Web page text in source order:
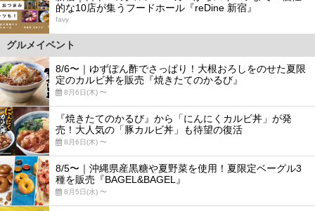
的な10店が集うフードホール『reDine 新宿』
favy
グルメイベント
8/6〜｜ゆずぽん酢でさっぱり！大根おろしをのせた夏限
定のカルビ丼を販売『焼きたてのかるび』
8月6日(木) 〜
『焼きたてのかるび』から「にんにくカルビ丼」が発
売！大人気の「豚カルビ丼」も待望の復活
8月6日(木) 〜
8/5〜｜沖縄県産黒糖や夏野菜を使用！夏限定ベーグル3
種を販売『BAGEL&BAGEL』
8月5日(水) 〜